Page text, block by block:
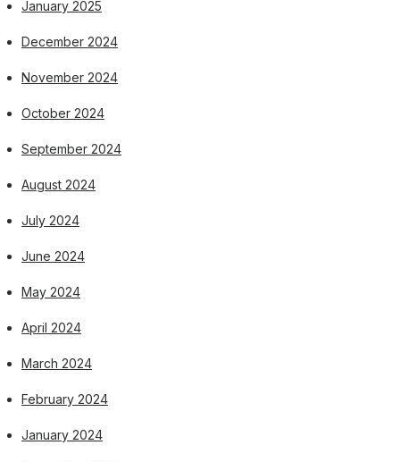
January 2025
December 2024
November 2024
October 2024
September 2024
August 2024
July 2024
June 2024
May 2024
April 2024
March 2024
February 2024
January 2024